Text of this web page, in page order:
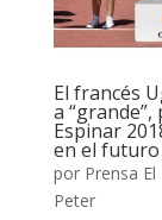
El francés
a
Espinar
en el
por Prensa El
Peter